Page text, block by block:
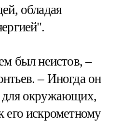
обладая
был неистов, –
– Иногда он
для окружающих,
его искрометному